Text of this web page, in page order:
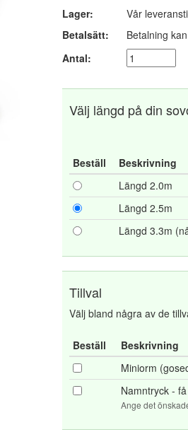
Lager:
Vår
Betalsätt:
Betalning
Antal:
Välj längd på din
Beställ Beskrivning
Längd 2.0m
Längd 2.5m
Längd 3.3m
Tillval
Välj bland några av de
Beställ Beskrivning
Miniorm
Namntryck -
Ange det